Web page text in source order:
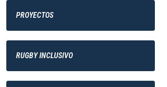
PROYECTOS
RUGBY INCLUSIVO